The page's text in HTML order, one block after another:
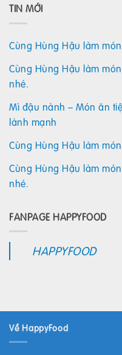
TIN MỚI
Cùng Hùng Hậu làm
Cùng Hùng Hậu làm
nhé.
Mì đậu nành – Món ăn
lành mạnh
Cùng Hùng Hậu làm
Cùng Hùng Hậu làm
nhé.
FANPAGE HAPPYFOOD
HAPPYFOOD
Về HappyFood